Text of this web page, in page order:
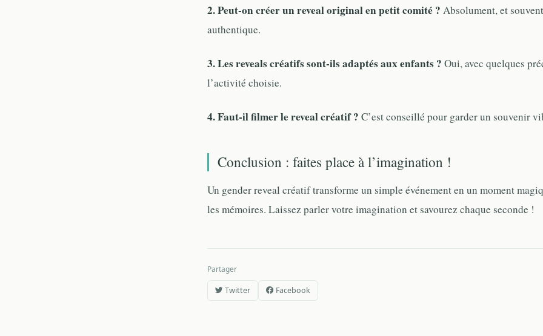
2. Peut-on créer un reveal original en petit comité ? Absolument, et
authentique.
3. Les reveals créatifs sont-ils adaptés aux enfants ? Oui, avec quelques
l’activité choisie.
4. Faut-il filmer le reveal créatif ? C’est conseillé pour garder un souvenir
Conclusion : faites place à l’imagination !
Un gender reveal créatif transforme un simple événement en un moment
les mémoires. Laissez parler votre imagination et savourez chaque seconde !
Partager
Twitter Facebook